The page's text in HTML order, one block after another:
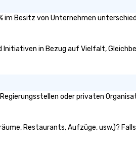
im Besitz von Unternehmen
in Bezug auf Vielfalt,
oder privaten
Restaurants, Aufzüge, usw.)?